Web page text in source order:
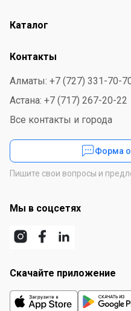
Каталог
Контакты
Алматы: +7 (727) 331-70-
Астана: +7 (717) 267-20-22
Все контакты и города
Форма
Пишите свои вопросы и
Мы в соцсетях
Скачайте приложение